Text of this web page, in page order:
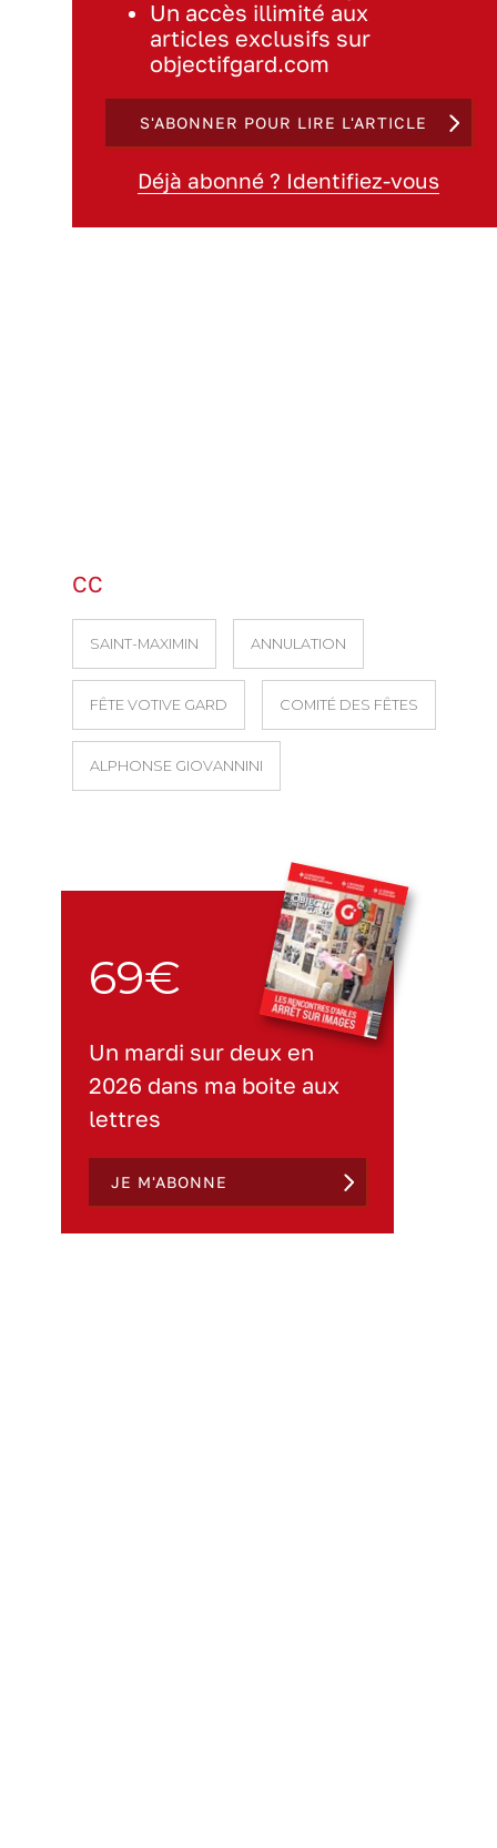
Un accès illimité aux
articles exclusifs sur
objectifgard.com
S'ABONNER POUR LIRE L'ARTICLE
Déjà abonné ? Identifiez-vous
CC
SAINT-MAXIMIN ANNULATION
FÊTE VOTIVE GARD COMITÉ DES FÊTES
ALPHONSE GIOVANNINI
69€
Un mardi sur deux en
2026 dans ma boite aux
lettres
JE M'ABONNE